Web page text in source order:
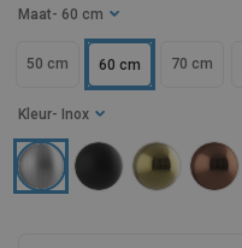
Maat - 60 cm
50 cm 60 cm 70 cm
Kleur - Inox